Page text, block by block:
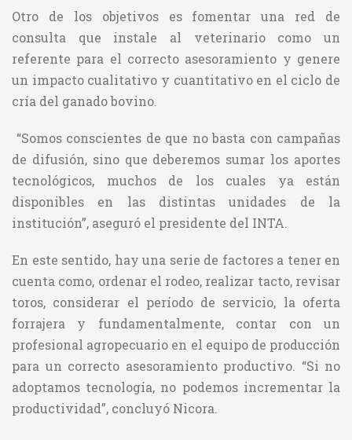
Otro de los objetivos es fomentar una red de
consulta que instale al veterinario como un
referente para el correcto asesoramiento y genere
un impacto cualitativo y cuantitativo en el ciclo de
cría del ganado bovino.
“Somos conscientes de que no basta con campañas
de difusión, sino que deberemos sumar los aportes
tecnológicos, muchos de los cuales ya están
disponibles en las distintas unidades de la
institución”, aseguró el presidente del INTA.
En este sentido, hay una serie de factores a tener en
cuenta como, ordenar el rodeo, realizar tacto, revisar
toros, considerar el período de servicio, la oferta
forrajera y fundamentalmente, contar con un
profesional agropecuario en el equipo de producción
para un correcto asesoramiento productivo. “Si no
adoptamos tecnología, no podemos incrementar la
productividad”, concluyó Nicora.